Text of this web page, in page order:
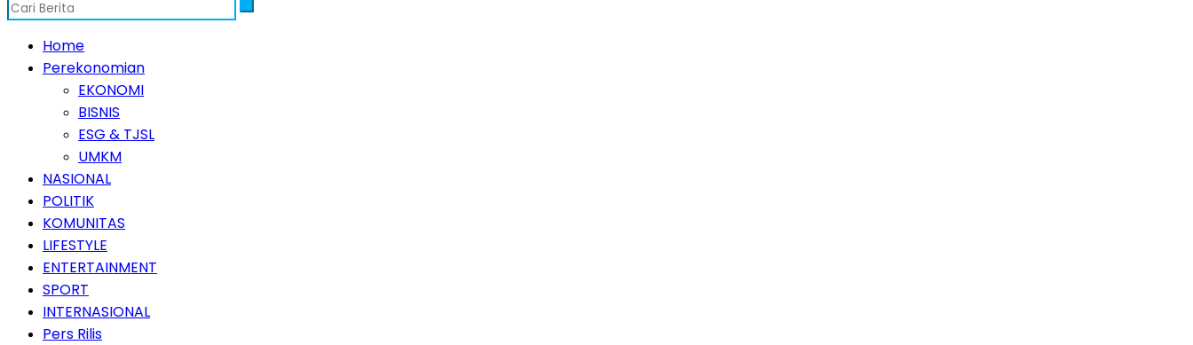
Home
Perekonomian
EKONOMI
BISNIS
ESG & TJSL
UMKM
NASIONAL
POLITIK
KOMUNITAS
LIFESTYLE
ENTERTAINMENT
SPORT
INTERNASIONAL
Pers Rilis